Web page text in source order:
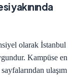
yakınında
olarak İstanbul
Kampüse en
ulaşım